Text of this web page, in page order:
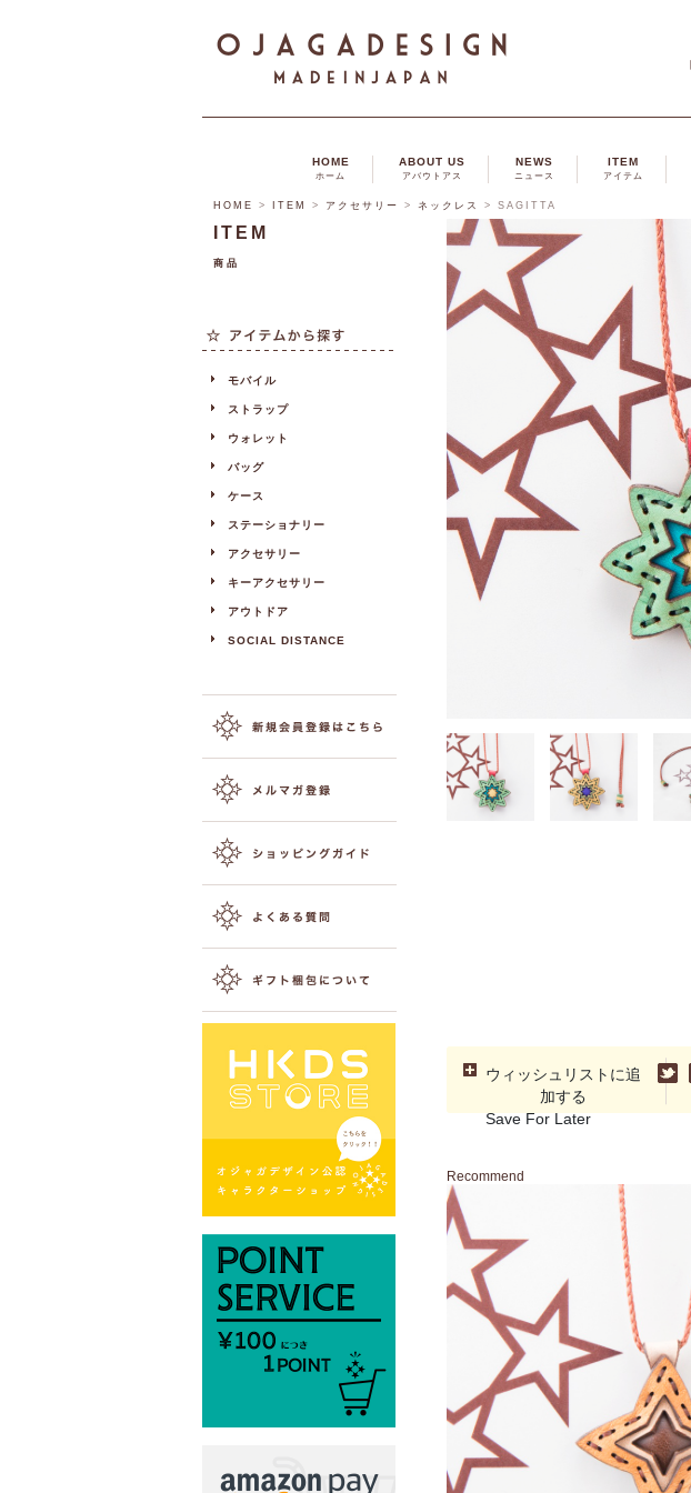
HOME
ホーム
ABOUT US
アバウトアス
NEWS
ニュース
ITEM
アイテム
HOME > ITEM > アクセサリー > ネックレス > SAGITTA
ウィッシュリストに追
加する
Save For Later
Recommend
ITEM
商品
モバイル
ストラップ
ウォレット
バッグ
ケース
ステーショナリー
アクセサリー
キーアクセサリー
アウトドア
SOCIAL DISTANCE